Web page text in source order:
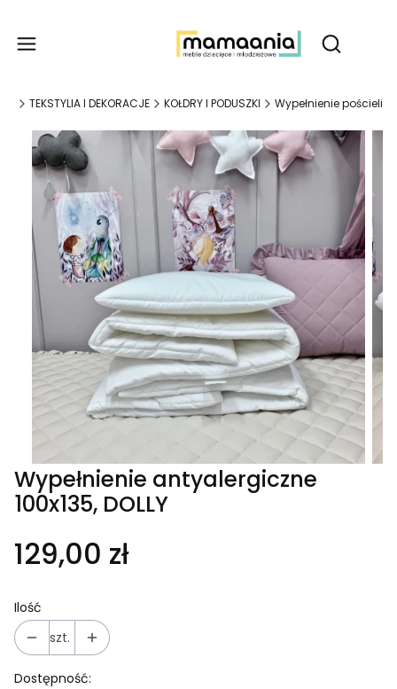
Otwórz
TEKSTYLIA I DEKORACJE KOŁDRY I PODUSZKI Wypełnienie pościeli
Wypełnienie antyalergiczne
100x135, DOLLY
129,00 zł
Ilość
szt.
Dostępność: